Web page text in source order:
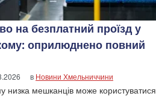
на безплатний проїзд у
оприлюднено повний
в Новини Хмельниччини
низка мешканців може користуватися